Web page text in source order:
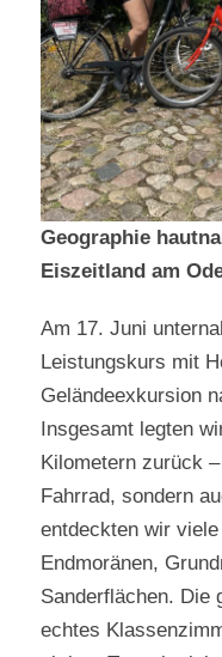
Geographie
Eiszeitland am
Am 17. Juni
Leistungskurs mit
Geländeexkursion
Insgesamt legten
Kilometern zurück
Fahrrad, sondern
entdeckten wir
Endmoränen,
Sanderflächen. Die
echtes